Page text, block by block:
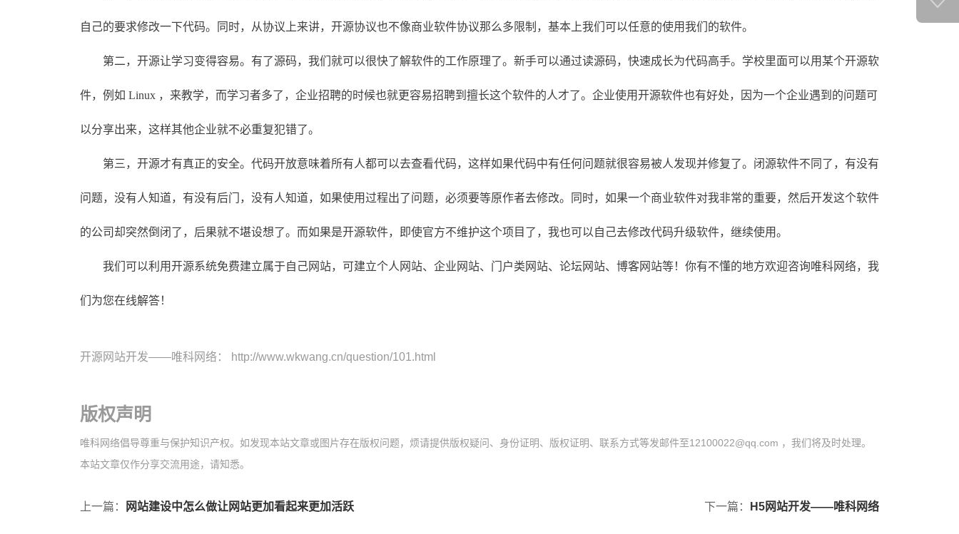
自己的要求修改一下代码。同时，从协议上来讲，开源协议也不像商业软件协议那么多限制，基本上我们可以任意的使用我们的软件。
第二，开源让学习变得容易。有了源码，我们就可以很快了解软件的工作原理了。新手可以通过读源码，快速成长为代码高手。学校里面可以用某个开源软
件，例如 Linux ，来教学，而学习者多了，企业招聘的时候也就更容易招聘到擅长这个软件的人才了。企业使用开源软件也有好处，因为一个企业遇到的问题可
以分享出来，这样其他企业就不必重复犯错了。
第三，开源才有真正的安全。代码开放意味着所有人都可以去查看代码，这样如果代码中有任何问题就很容易被人发现并修复了。闭源软件不同了，有没有
问题，没有人知道，有没有后门，没有人知道，如果使用过程出了问题，必须要等原作者去修改。同时，如果一个商业软件对我非常的重要，然后开发这个软件
的公司却突然倒闭了，后果就不堪设想了。而如果是开源软件，即使官方不维护这个项目了，我也可以自己去修改代码升级软件，继续使用。
我们可以利用开源系统免费建立属于自己网站，可建立个人网站、企业网站、门户类网站、论坛网站、博客网站等！你有不懂的地方欢迎咨询唯科网络，我
们为您在线解答！
开源网站开发——唯科网络 ： http://www.wkwang.cn/question/101.html
版权声明
唯科网络倡导尊重与保护知识产权。如发现本站文章或图片存在版权问题，烦请提供版权疑问、身份证明、版权证明、联系方式等发邮件至12100022@qq.com ，我们将及时处理。
本站文章仅作分享交流用途，请知悉。
上一篇： 网站建设中怎么做让网站更加看起来更加活跃 下一篇： H5网站开发——唯科网络